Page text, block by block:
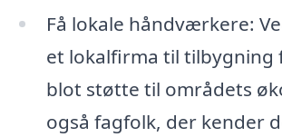
Få lokale håndværkere:
et lokalfirma til tilbygning
blot støtte til områdets
også fagfolk, der kender